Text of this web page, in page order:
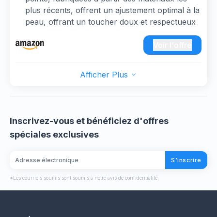
plus récents, offrent un ajustement optimal à la
peau, offrant un toucher doux et respectueux
de la peau pour un soulagement efficace de la
douleur. Leur nature réutilisable ajoute à la
commodité, garantissant une expérience
gestion de la douleur DIY.
Notre appareil est équipé d'une batterie
rechargeable, offrant une autonomie extra
longue pour une relaxation et un soulagement
soulagement de la douleur.
【Forfait complet】 : avec chaque commande
Afficher Plus
Inscrivez-vous et bénéficiez d'offres
spéciales exclusives
S'inscrire
*Les courriels soumis sont soumis à notre avis de confidentialité